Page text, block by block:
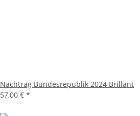
Nachtrag Bundesrepublik 2024 Brillant
57,00 € *